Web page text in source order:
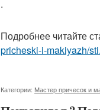
.
Подробнее читайте
pricheski-i-makiyazh/
Категории: Мастер причесок и